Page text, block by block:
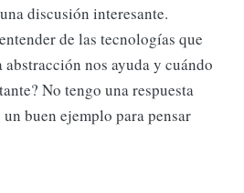
discusión interesante.
de las tecnologías que
abstracción nos ayuda y cuándo
No tengo una respuesta
buen ejemplo para pensar